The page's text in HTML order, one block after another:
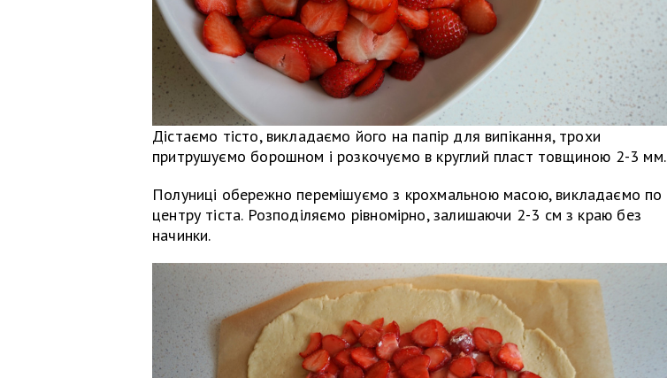
Дістаємо тісто, викладаємо його на папір для випікання, трохи
притрушуємо борошном і розкочуємо в круглий пласт товщиною 2-3 мм.
Полуниці обережно перемішуємо з крохмальною масою, викладаємо по
центру тіста. Розподіляємо рівномірно, залишаючи 2-3 см з краю без
начинки.